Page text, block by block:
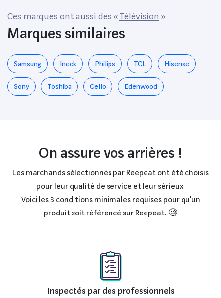
Ces marques ont aussi des «Télévision »
Marques similaires
Samsung Ineck Philips TCL Hisense
Sony Toshiba Cello Edenwood
On assure vos arrières !
Les marchands sélectionnés par Reepeat ont été choisis
pour leur qualité de service et leur sérieux.
Voici les 3 conditions minimales requises pour qu'un
produit soit référencé sur Reepeat. 🧐
Inspectés par des professionnels